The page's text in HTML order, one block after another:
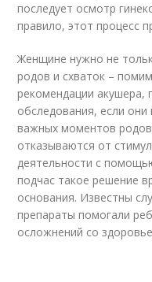
последует осмотр
правило, этот процесс
Женщине нужно не
родов и схваток –
рекомендации акушера,
обследования, если
важных моментов
отказываются от
деятельности с
подчас такое решение
основания. Известны
препараты помогали
осложнений со